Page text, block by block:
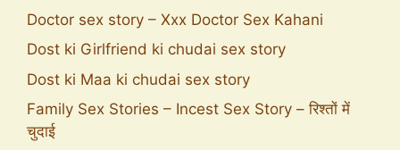
Doctor sex story – Xxx Doctor Sex Kahani
Dost ki Girlfriend ki chudai sex story
Dost ki Maa ki chudai sex story
Family Sex Stories – Incest Sex Story – रिश्तों में
चुदाई